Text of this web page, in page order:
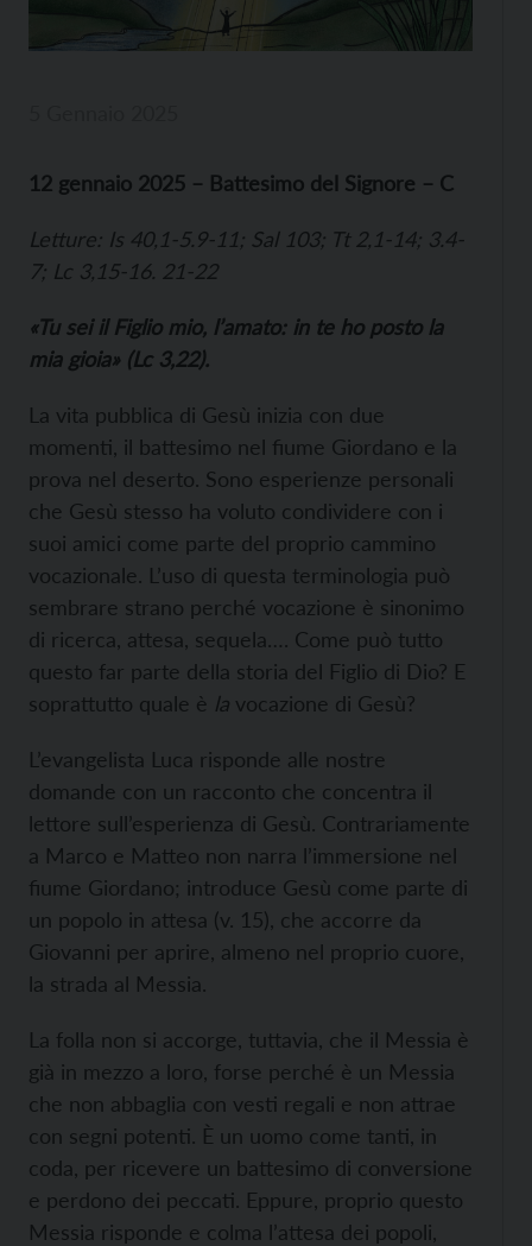
12 gennaio 2025 – Battesimo del Signore – C
Letture: Is 40,1-5.9-11; Sal 103; Tt 2,1-14; 3.4-
7; Lc 3,15-16. 21-22
«Tu sei il Figlio mio, l’amato: in te ho posto la
mia gioia» (Lc 3,22).
La vita pubblica di Gesù inizia con due
momenti, il battesimo nel fiume Giordano e la
prova nel deserto. Sono esperienze personali
che Gesù stesso ha voluto condividere con i
suoi amici come parte del proprio cammino
vocazionale. L’uso di questa terminologia può
sembrare strano perché vocazione è sinonimo
di ricerca, attesa, sequela…. Come può tutto
questo far parte della storia del Figlio di Dio? E
soprattutto quale è la vocazione di Gesù?
L’evangelista Luca risponde alle nostre
domande con un racconto che concentra il
lettore sull’esperienza di Gesù. Contrariamente
a Marco e Matteo non narra l’immersione nel
fiume Giordano; introduce Gesù come parte di
un popolo in attesa (v. 15), che accorre da
Giovanni per aprire, almeno nel proprio cuore,
la strada al Messia.
La folla non si accorge, tuttavia, che il Messia è
già in mezzo a loro, forse perché è un Messia
che non abbaglia con vesti regali e non attrae
con segni potenti. È un uomo come tanti, in
coda, per ricevere un battesimo di conversione
e perdono dei peccati. Eppure, proprio questo
Messia risponde e colma l’attesa dei popoli,